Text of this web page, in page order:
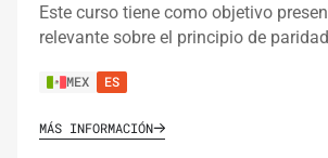
Este curso tiene como objetivo
relevante sobre el principio de
MEX ES
MÁS INFORMACIÓN